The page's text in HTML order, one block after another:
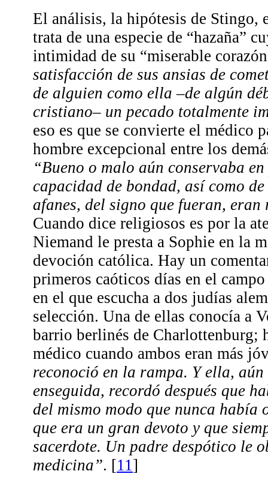
El análisis, la hipótesis de Stingo,
trata de una especie de “hazaña”
intimidad de su “miserable
satisfacción de sus ansias de
de alguien como ella –de algún
cristiano– un pecado totalmente
eso es que se convierte el médico
hombre excepcional entre los
“Bueno o malo aún conservaba
capacidad de bondad, así como
afanes, del signo que fueran, eran
Cuando dice religiosos es por la
Niemand le presta a Sophie en la
devoción católica. Hay un
primeros caóticos días en el
en el que escucha a dos judías
selección. Una de ellas conocía a
barrio berlinés de Charlottenburg;
médico cuando ambos eran más
reconoció en la rampa. Y ella,
enseguida, recordó después que
del mismo modo que nunca había
que era un gran devoto y que
sacerdote. Un padre despótico le
medicina”. [11 ]